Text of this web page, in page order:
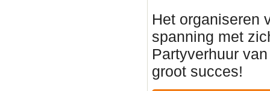
Het organiseren
spanning met
Partyverhuur
groot succes!